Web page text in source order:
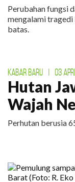
Perubahan fungsi
mengalami
batas.
KABAR BARU 03
Hutan
Wajah
Perhutan berusia